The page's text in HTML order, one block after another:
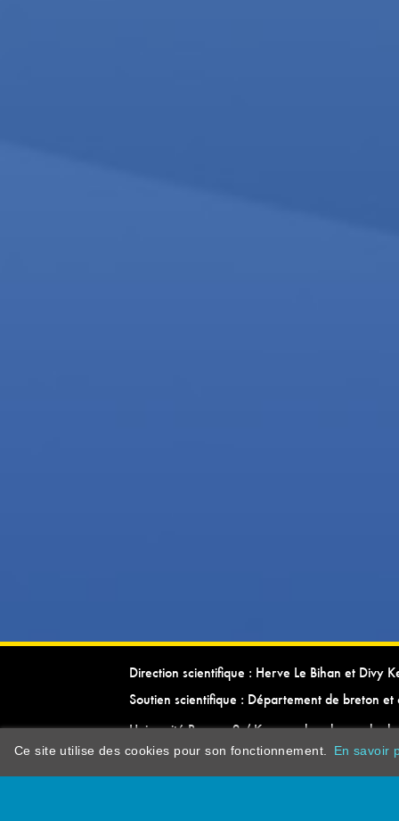
Direction scientifique : Herve Le Bihan et Divy
Soutien scientifique : Département de breton et
Université Rennes 2 / Kevrenn brezhoneg ha
Ce site utilise des cookies pour son fonctionnement. En savoir